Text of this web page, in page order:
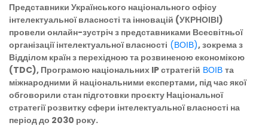
Представники Українського національного офісу
інтелектуальної власності та інновацій (УКРНОІВІ)
провели онлайн-зустріч з представниками Всесвітньої
організації інтелектуальної власності (ВОІВ), зокрема з
Відділом країн з перехідною та розвиненою економікою
(TDC), Програмою національних IP стратегій ВОІВ та
міжнародними й національними експертами, під час якої
обговорили стан підготовки проєкту Національної
стратегії розвитку сфери інтелектуальної власності на
період до 2030 року.